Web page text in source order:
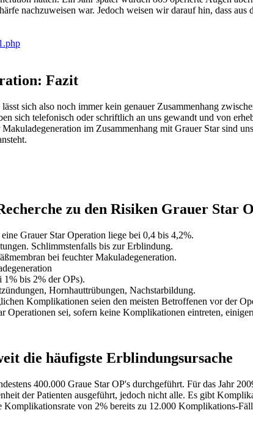
nachzuweisen war. Jedoch weisen wir darauf hin, dass
Fazit
sich also noch immer kein genauer Zusammenhang
sich telefonisch oder schriftlich an uns gewandt und von
im Zusammenhang mit Grauer Star sind
zu den Risiken Grauer Star
Grauer Star Operation liege bei 0,4 bis 4,2%.
Schlimmstenfalls bis zur Erblindung.
bei feuchter Makuladegeneration.
1% bis 2% der OPs).
Hornhauttrübungen, Nachstarbildung.
Komplikationen seien den meisten Betroffenen vor der
Operationen sei, sofern keine Komplikationen eintreten,
die häufigste Erblindungsursache
400.000 Graue Star OP's durchgeführt. Für das Jahr
der Patienten ausgeführt, jedoch nicht alle. Es gibt
von 2% bereits zu 12.000 Komplikations-